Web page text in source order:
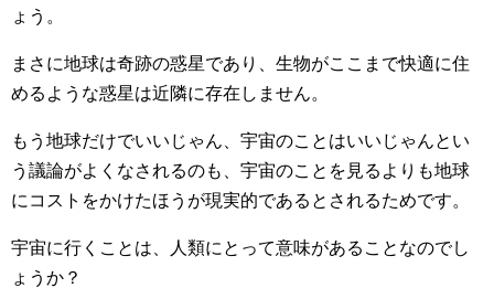
ょう。
まさに地球は奇跡の惑星であり、生物がここまで快適に住
めるような惑星は近隣に存在しません。
もう地球だけでいいじゃん、宇宙のことはいいじゃんとい
う議論がよくなされるのも、宇宙のことを見るよりも地球
にコストをかけたほうが現実的であるとされるためです。
宇宙に行くことは、人類にとって意味があることなのでし
ょうか？